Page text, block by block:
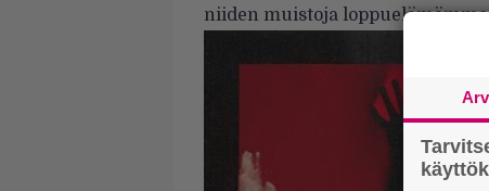
niiden muistoja